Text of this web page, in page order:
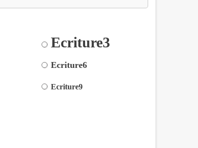
Ecriture3
Ecriture6
Ecriture9